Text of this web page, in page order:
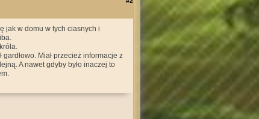
jak w domu w tych ciasnych i
Miał przecież informacje z
A nawet gdyby było inaczej to